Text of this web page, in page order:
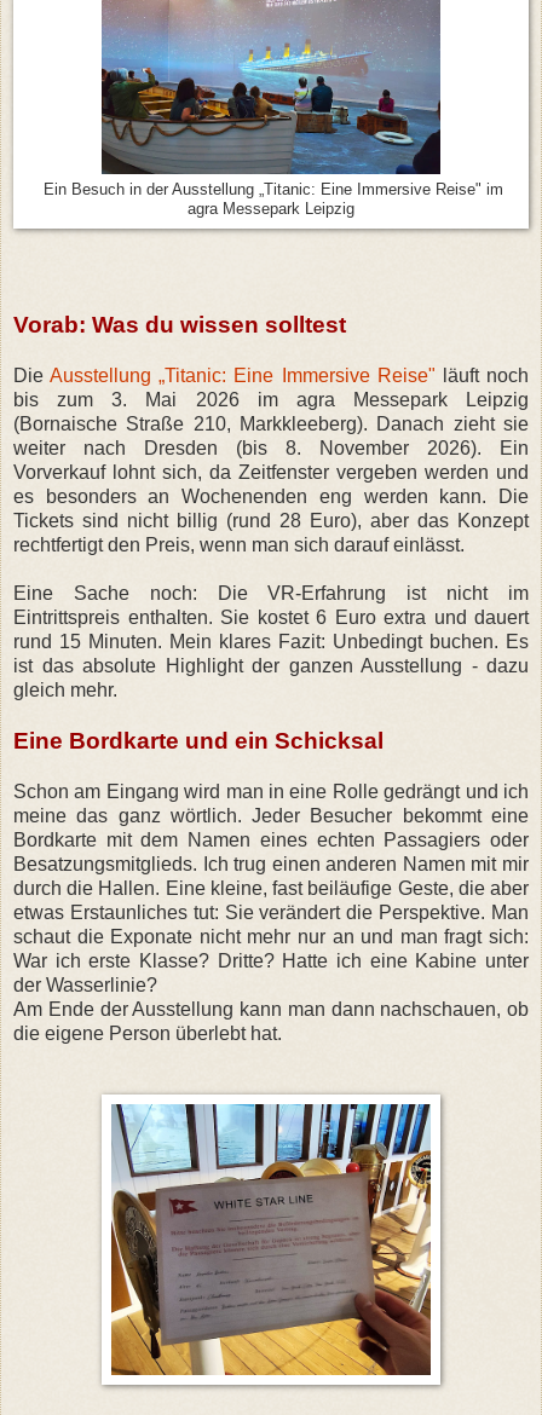
Ein Besuch in der Ausstellung „Titanic: Eine Immersive Reise" im
agra Messepark Leipzig
Vorab: Was du wissen solltest
DieAusstellung „Titanic: Eine Immersive Reise" läuft noch
bis zum 3. Mai 2026 im agra Messepark Leipzig
(Bornaische Straße 210, Markkleeberg). Danach zieht sie
weiter nach Dresden (bis 8. November 2026). Ein
Vorverkauf lohnt sich, da Zeitfenster vergeben werden und
es besonders an Wochenenden eng werden kann. Die
Tickets sind nicht billig (rund 28 Euro), aber das Konzept
rechtfertigt den Preis, wenn man sich darauf einlässt.
Eine Sache noch: Die VR-Erfahrung ist nicht im
Eintrittspreis enthalten. Sie kostet 6 Euro extra und dauert
rund 15 Minuten. Mein klares Fazit: Unbedingt buchen. Es
ist das absolute Highlight der ganzen Ausstellung - dazu
gleich mehr.
Eine Bordkarte und ein Schicksal
Schon am Eingang wird man in eine Rolle gedrängt und ich
meine das ganz wörtlich. Jeder Besucher bekommt eine
Bordkarte mit dem Namen eines echten Passagiers oder
Besatzungsmitglieds. Ich trug einen anderen Namen mit mir
durch die Hallen. Eine kleine, fast beiläufige Geste, die aber
etwas Erstaunliches tut: Sie verändert die Perspektive. Man
schaut die Exponate nicht mehr nur an und man fragt sich:
War ich erste Klasse? Dritte? Hatte ich eine Kabine unter
der Wasserlinie?
Am Ende der Ausstellung kann man dann nachschauen, ob
die eigene Person überlebt hat.